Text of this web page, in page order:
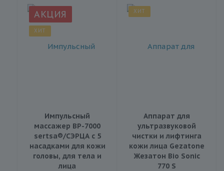
АКЦИЯ
ХИТ
Импульсный
массажер BP-7000
sertsa®/СЭРЦА с 5
насадками для кожи
головы, для тела и
лица
ХИТ
Аппарат для
ультразвуковой
чистки и лифтинга
кожи лица Gezatone
Жезатон Bio Sonic
770 S